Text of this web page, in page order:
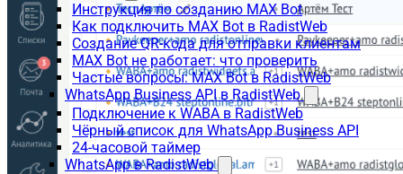
Инструкция по созданию MAX Bot
Как подключить MAX Bot в RadistWeb
Создание QR-кода для отправки клиентам
MAX Bot не работает: что проверить
Частые вопросы: MAX Bot в RadistWeb
WhatsApp Business API в RadistWeb
Подключение к WABA в RadistWeb
Чёрный список для WhatsApp Business API
24-часовой таймер
WhatsApp в RadistWeb